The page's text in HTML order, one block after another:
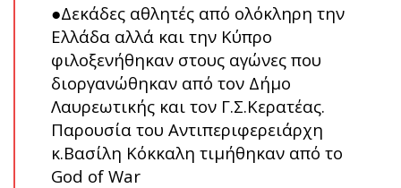
●Δεκάδες αθλητές από ολόκληρη την
Ελλάδα αλλά και την Κύπρο
φιλοξενήθηκαν στους αγώνες που
διοργανώθηκαν από τον Δήμο
Λαυρεωτικής και τον Γ.Σ.Κερατέας.
Παρουσία του Αντιπεριφερειάρχη
κ.Βασίλη Κόκκαλη τιμήθηκαν από το
God of War